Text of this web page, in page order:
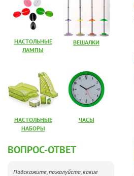
НАСТОЛЬНЫЕ
ЛАМПЫ
ВЕШАЛКИ
НАСТОЛЬНЫЕ
НАБОРЫ
ЧАСЫ
ВОПРОС-ОТВЕТ
Подскажите, пожалуйста, какие